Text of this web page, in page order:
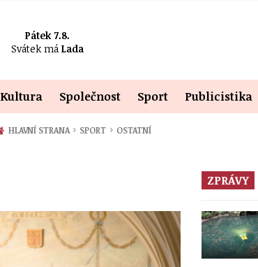
Pátek 7.8.
Svátek má Lada
Kultura Společnost Sport Publicistika
HLAVNÍ STRANA › SPORT › OSTATNÍ
ZPRÁVY